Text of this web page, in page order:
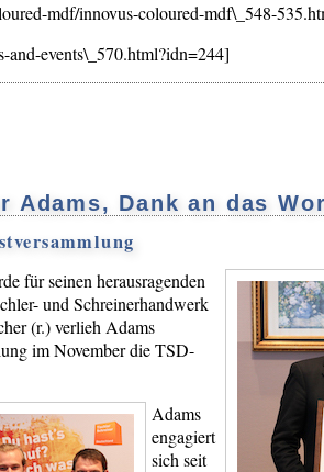
mdf/innovus-coloured-mdf\_548-
and-events\_570.html?idn=244]
Adams, Dank an das
für seinen herausragenden
und Schreinerhandwerk
(r.) verlieh Adams
im November die TSD-
Adams
engagiert
sich seit